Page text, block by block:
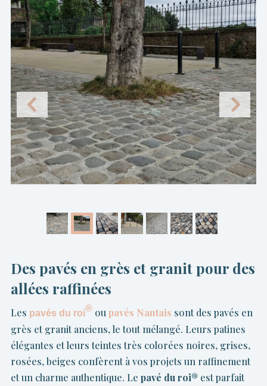
Des pavés en grès et granit pour des
allées raffinées
Les pavés du roi®oupavés Nantais sont des pavés en
grès et granit anciens, le tout mélangé. Leurs patines
élégantes et leurs teintes très colorées noires, grises,
rosées, beiges confèrent à vos projets un raffinement
et un charme authentique. Le pavé du roi® est parfait